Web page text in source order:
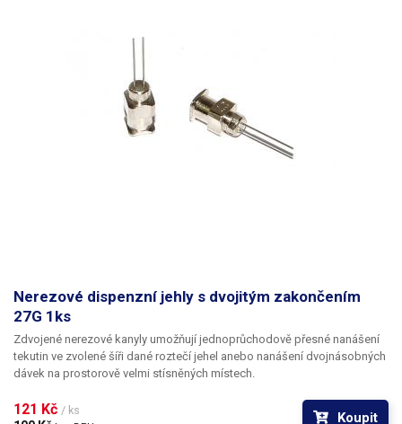
Nerezové dispenzní jehly s dvojitým zakončením
27G 1ks
Zdvojené nerezové kanyly umožňují jednoprůchodově přesné nanášení
tekutin ve zvolené šíři dané roztečí jehel anebo nanášení dvojnásobných
dávek na prostorově velmi stísněných místech.
121 Kč / ks Koupit